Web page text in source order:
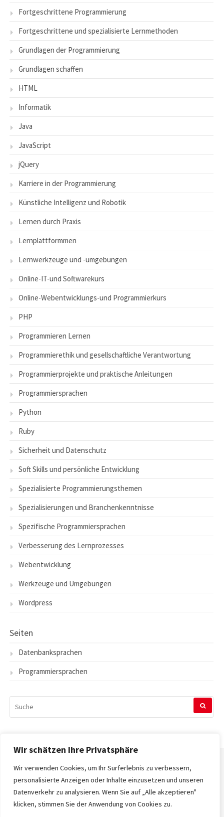
Wir schätzen Ihre Privatsphäre
Wir verwenden Cookies, um Ihr Surferlebnis zu verbessern,
personalisierte Anzeigen oder Inhalte einzusetzen und unseren
Datenverkehr zu analysieren. Wenn Sie auf „Alle akzeptieren"
klicken, stimmen Sie der Anwendung von Cookies zu.
Fortgeschrittene Programmierung
Fortgeschrittene und spezialisierte Lernmethoden
Grundlagen der Programmierung
Grundlagen schaffen
HTML
Informatik
Java
JavaScript
jQuery
Karriere in der Programmierung
Künstliche Intelligenz und Robotik
Lernen durch Praxis
Lernplattformmen
Lernwerkzeuge und -umgebungen
Online-IT-und Softwarekurs
Online-Webentwicklungs-und Programmierkurs
PHP
Programmieren Lernen
Programmierethik und gesellschaftliche Verantwortung
Programmierprojekte und praktische Anleitungen
Programmiersprachen
Python
Ruby
Sicherheit und Datenschutz
Soft Skills und persönliche Entwicklung
Spezialisierte Programmierungsthemen
Spezialisierungen und Branchenkenntnisse
Spezifische Programmiersprachen
Verbesserung des Lernprozesses
Webentwicklung
Werkzeuge und Umgebungen
Wordpress
Seiten
Datenbanksprachen
Programmiersprachen
NACH:
Startseite
Datenschutzerklärung